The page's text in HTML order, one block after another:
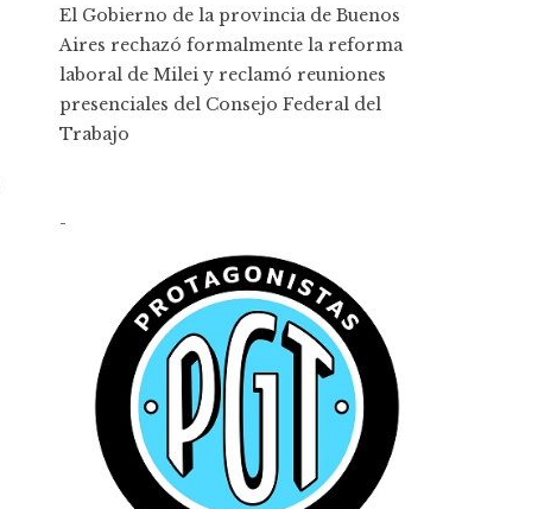
El Gobierno de la provincia de Buenos
Aires rechazó formalmente la reforma
laboral de Milei y reclamó reuniones
presenciales del Consejo Federal del
Trabajo
-